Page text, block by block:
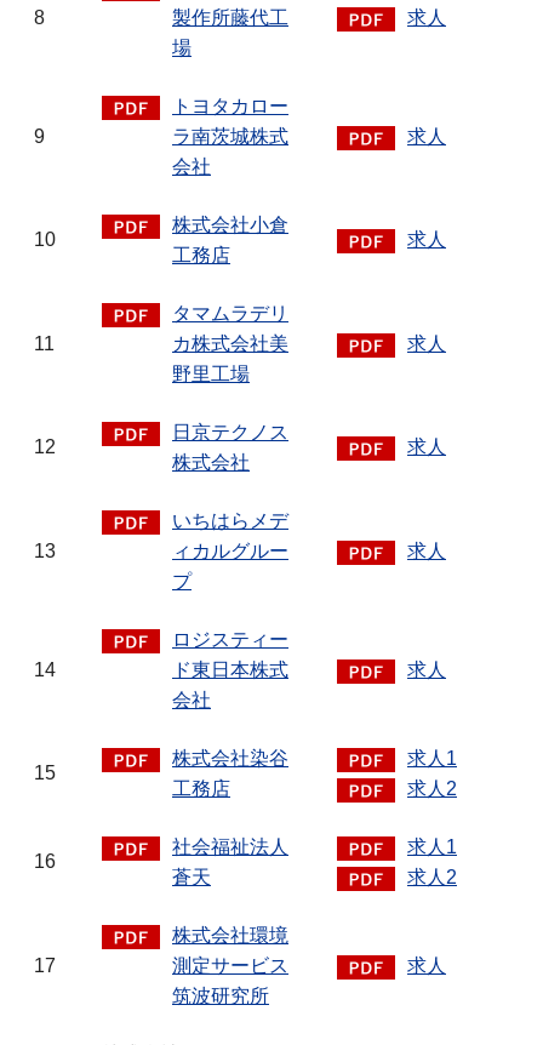
8
製作所藤代工
場
求人
9
トヨタカロー
ラ南茨城株式
会社
求人
10
株式会社小倉
工務店
求人
11
タマムラデリ
カ株式会社美
野里工場
求人
12
日京テクノス
株式会社
求人
13
いちはらメデ
ィカルグルー
プ
求人
14
ロジスティー
ド東日本株式
会社
求人
15
株式会社染谷
工務店
求人1
求人2
16
社会福祉法人
蒼天
求人1
求人2
17
株式会社環境
測定サービス
筑波研究所
求人